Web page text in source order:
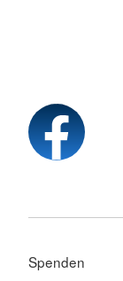
Spenden